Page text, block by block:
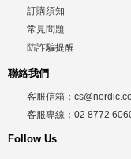
訂購須知
常見問題
防詐騙提醒
聯絡我們
客服信箱：
客服專線： 02 8772
Follow Us